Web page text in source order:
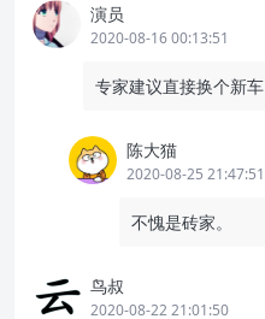
演员
2020-08-16 00:13:51
专家建议直接换个新
陈大猫
2020-08-25 21:47:51
不愧是砖家。
鸟叔
2020-08-22 21:01:50